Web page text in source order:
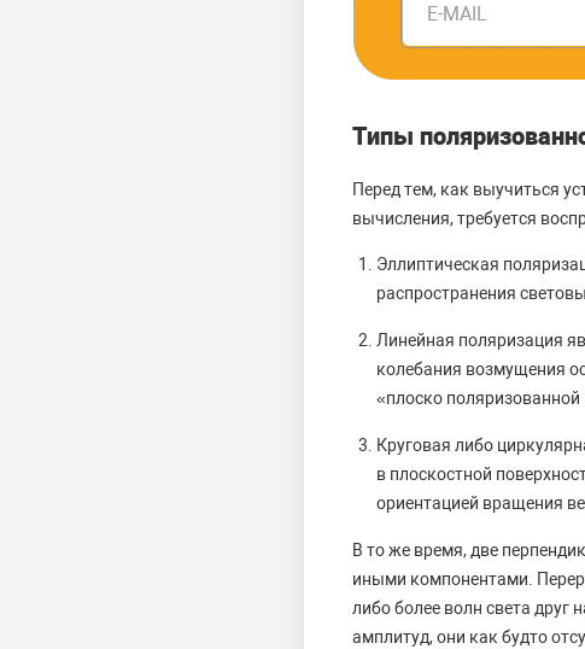
E-MAIL
Типы
Перед тем, как выучиться
вычисления, требуется
Эллиптическая
распространения
Линейная поляризация
колебания возмущения
«плоско поляризованной
Круговая либо
в плоскостной
ориентацией вращения
В то же время, две
иными компонентами.
либо более волн света друг
амплитуд, они как будто